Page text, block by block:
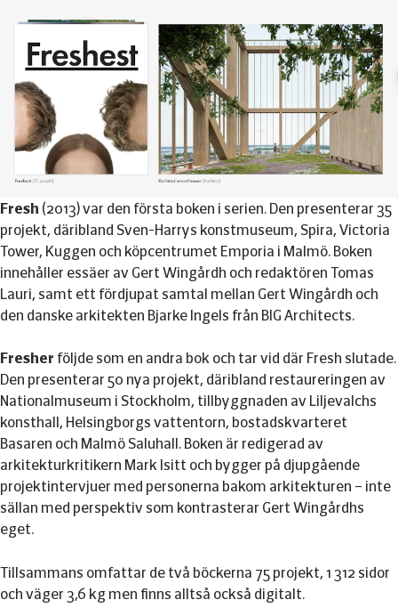
Fresh (2013) var den första boken i serien. Den presenterar 35
projekt, däribland Sven-Harrys konstmuseum, Spira, Victoria
Tower, Kuggen och köpcentrumet Emporia i Malmö. Boken
innehåller essäer av Gert Wingårdh och redaktören Tomas
Lauri, samt ett fördjupat samtal mellan Gert Wingårdh och
den danske arkitekten Bjarke Ingels från BIG Architects.
Fresher följde som en andra bok och tar vid där Fresh slutade.
Den presenterar 50 nya projekt, däribland restaureringen av
Nationalmuseum i Stockholm, tillbyggnaden av Liljevalchs
konsthall, Helsingborgs vattentorn, bostadskvarteret
Basaren och Malmö Saluhall. Boken är redigerad av
arkitekturkritikern Mark Isitt och bygger på djupgående
projektintervjuer med personerna bakom arkitekturen – inte
sällan med perspektiv som kontrasterar Gert Wingårdhs
eget.
Tillsammans omfattar de två böckerna 75 projekt, 1 312 sidor
och väger 3,6 kg men finns alltså också digitalt.